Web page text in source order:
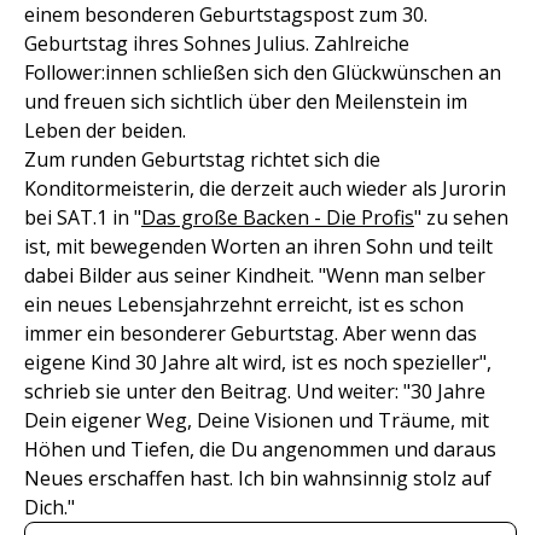
einem besonderen Geburtstagspost zum 30.
Geburtstag ihres Sohnes Julius. Zahlreiche
Follower:innen schließen sich den Glückwünschen an
und freuen sich sichtlich über den Meilenstein im
Leben der beiden.
Zum runden Geburtstag richtet sich die
Konditormeisterin, die derzeit auch wieder als Jurorin
bei SAT.1 in "Das große Backen - Die Profis" zu sehen
ist, mit bewegenden Worten an ihren Sohn und teilt
dabei Bilder aus seiner Kindheit. "Wenn man selber
ein neues Lebensjahrzehnt erreicht, ist es schon
immer ein besonderer Geburtstag. Aber wenn das
eigene Kind 30 Jahre alt wird, ist es noch spezieller",
schrieb sie unter den Beitrag. Und weiter: "30 Jahre
Dein eigener Weg, Deine Visionen und Träume, mit
Höhen und Tiefen, die Du angenommen und daraus
Neues erschaffen hast. Ich bin wahnsinnig stolz auf
Dich."